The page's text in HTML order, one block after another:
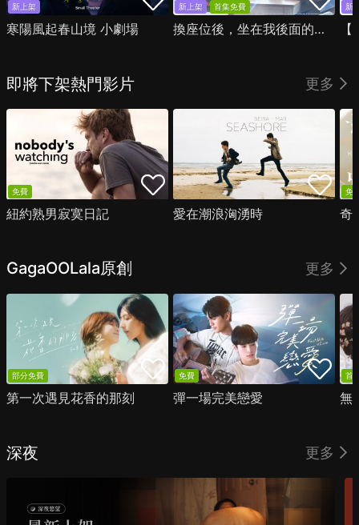
新上架
寒陽風起春山境 小劇場
新上架 首集免費
換座位後，坐在我後面的男生好像喜歡我
新
即將下架熱門影片 更多
免費
紐約熟男寂寞日記 愛在潮浪洶湧時
免
奇
GagaOOLala原創 更多
部分免費
第一次遇見花香的那刻
免費
彈一場完美戀愛
首
無
深夜 更多